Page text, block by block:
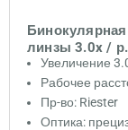
линзы 3.0x /
Увеличение
Рабочее
Пр-во: Riester
Оптика: